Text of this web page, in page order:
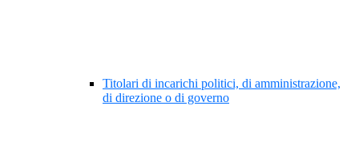
Titolari di incarichi politici, di amministrazione,
di direzione o di governo